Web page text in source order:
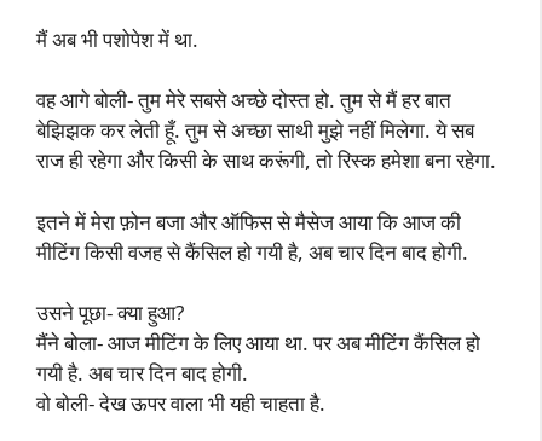
मैं अब भी पशोपेश में था.
वह आगे बोली- तुम मेरे सबसे अच्छे दोस्त हो. तुम से मैं हर बात
बेझिझक कर लेती हूँ. तुम से अच्छा साथी मुझे नहीं मिलेगा. ये सब
राज ही रहेगा और किसी के साथ करूंगी, तो रिस्क हमेशा बना रहेगा.
इतने में मेरा फ़ोन बजा और ऑफिस से मैसेज आया कि आज की
मीटिंग किसी वजह से कैंसिल हो गयी है, अब चार दिन बाद होगी.
उसने पूछा- क्या हुआ?
मैंने बोला- आज मीटिंग के लिए आया था. पर अब मीटिंग कैंसिल हो
गयी है. अब चार दिन बाद होगी.
वो बोली- देख ऊपर वाला भी यही चाहता है.